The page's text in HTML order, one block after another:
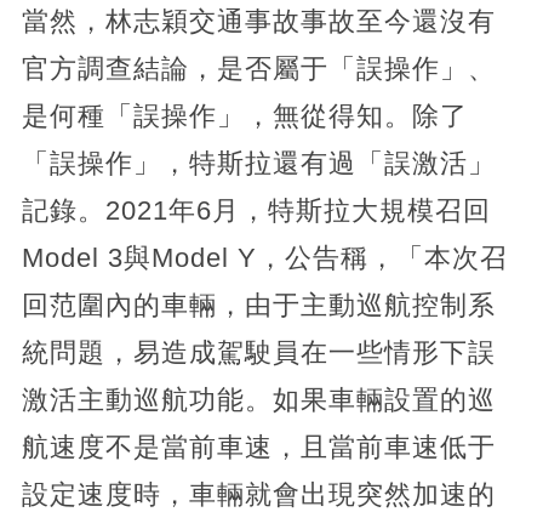
當然，林志穎交通事故事故至今還沒有
官方調查結論，是否屬于「誤操作」、
是何種「誤操作」，無從得知。除了
「誤操作」，特斯拉還有過「誤激活」
記錄。2021年6月，特斯拉大規模召回
Model 3與Model Y，公告稱，「本次召
回范圍內的車輛，由于主動巡航控制系
統問題，易造成駕駛員在一些情形下誤
激活主動巡航功能。如果車輛設置的巡
航速度不是當前車速，且當前車速低于
設定速度時，車輛就會出現突然加速的